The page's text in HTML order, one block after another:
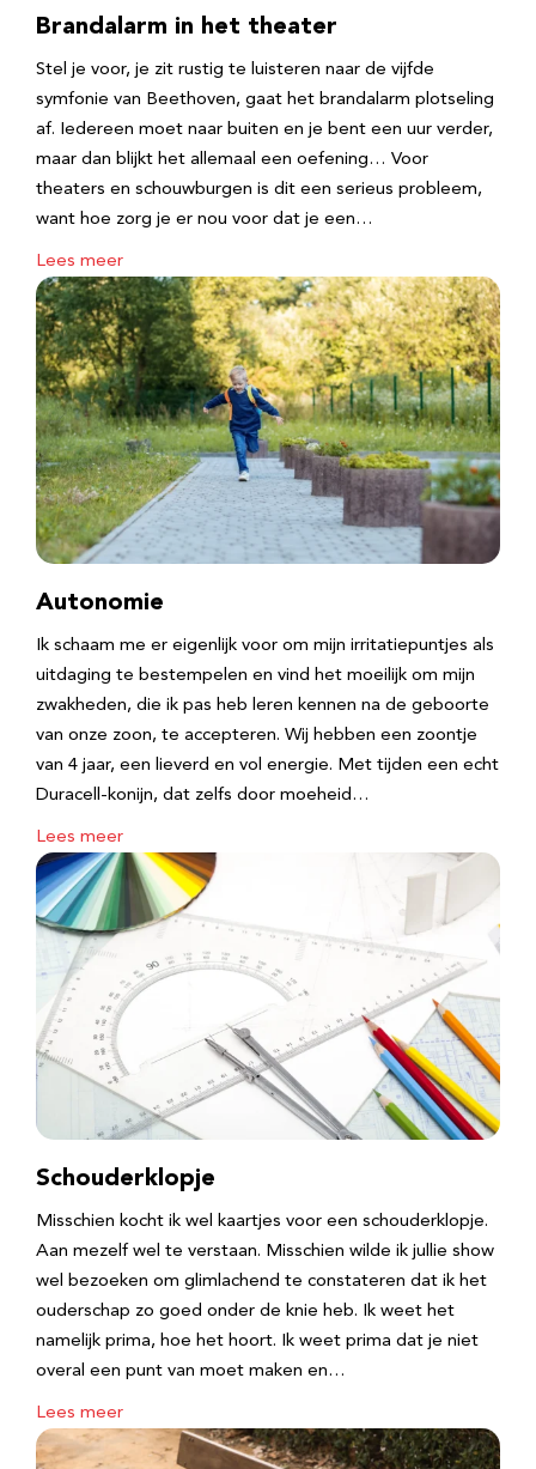
Brandalarm in het theater
Stel je voor, je zit rustig te luisteren naar de vijfde
symfonie van Beethoven, gaat het brandalarm plotseling
af. Iedereen moet naar buiten en je bent een uur verder,
maar dan blijkt het allemaal een oefening… Voor
theaters en schouwburgen is dit een serieus probleem,
want hoe zorg je er nou voor dat je een…
Lees meer
Autonomie
Ik schaam me er eigenlijk voor om mijn irritatiepuntjes als
uitdaging te bestempelen en vind het moeilijk om mijn
zwakheden, die ik pas heb leren kennen na de geboorte
van onze zoon, te accepteren. Wij hebben een zoontje
van 4 jaar, een lieverd en vol energie. Met tijden een echt
Duracell-konijn, dat zelfs door moeheid…
Lees meer
Schouderklopje
Misschien kocht ik wel kaartjes voor een schouderklopje.
Aan mezelf wel te verstaan. Misschien wilde ik jullie show
wel bezoeken om glimlachend te constateren dat ik het
ouderschap zo goed onder de knie heb. Ik weet het
namelijk prima, hoe het hoort. Ik weet prima dat je niet
overal een punt van moet maken en…
Lees meer